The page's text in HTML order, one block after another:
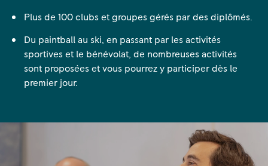
Plus de 100 clubs et groupes gérés par des diplômés.
Du paintball au ski, en passant par les activités
sportives et le bénévolat, de nombreuses activités
sont proposées et vous pourrez y participer dès le
premier jour.